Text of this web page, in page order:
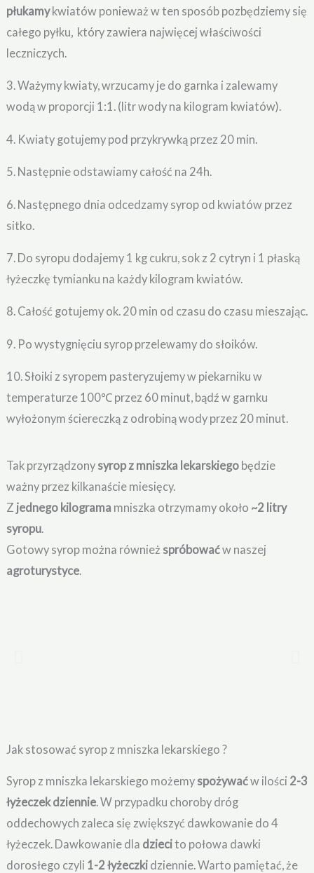
płukamykwiatów ponieważ w ten sposób pozbędziemy się
całego pyłku, który zawiera najwięcej właściwości
leczniczych.
3. Ważymy kwiaty, wrzucamy je do garnka i zalewamy
wodą w proporcji 1:1. (litr wody na kilogram kwiatów).
4. Kwiaty gotujemy pod przykrywką przez 20 min.
5. Następnie odstawiamy całość na 24h.
6. Następnego dnia odcedzamy syrop od kwiatów przez
sitko.
7. Do syropu dodajemy 1 kg cukru, sok z 2 cytryn i 1 płaską
łyżeczkę tymianku na każdy kilogram kwiatów.
8. Całość gotujemy ok. 20 min od czasu do czasu mieszając.
9. Po wystygnięciu syrop przelewamy do słoików.
10. Słoiki z syropem pasteryzujemy w piekarniku w
temperaturze 100℃ przez 60 minut, bądź w garnku
wyłożonym ściereczką z odrobiną wody przez 20 minut.
Tak przyrządzony syrop z mniszka lekarskiegobędzie
ważny przez kilkanaście miesięcy.
Z jednego kilograma mniszka otrzymamy około ~2 litry
syropu.
Gotowy syrop można również spróbowaćw naszej
agroturystyce.
Jak stosować syrop z mniszka lekarskiego ?
Syrop z mniszka lekarskiego możemy spożywaćw ilości 2-3
łyżeczek dziennie. W przypadku choroby dróg
oddechowych zaleca się zwiększyć dawkowanie do 4
łyżeczek. Dawkowanie dla dziecito połowa dawki
dorosłego czyli 1-2 łyżeczkidziennie. Warto pamiętać, że